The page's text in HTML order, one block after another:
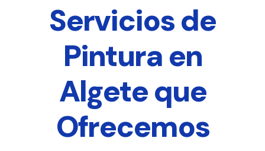
Servicios de
Pintura en
Algeteque
Ofrecemos